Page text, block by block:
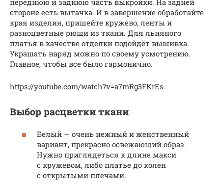
переднюю и заднюю часть выкройки. На задней
стороне есть вытачка. И в завершение обработайте
края изделия, пришейте кружево, ленты и
разноцветные рюши из ткани. Для льняного
платья в качестве отделки подойдёт вышивка.
Украшать наряд можно по своему усмотрению.
Главное, чтобы все было гармонично.
https://youtube.com/watch?v=a7mRg3FKrEs
Выбор расцветки ткани
Белый — очень нежный и женственный
вариант, прекрасно освежающий образ.
Нужно приглядеться к длине макси
с кружевом, либо платье до колен
с открытыми плечами.